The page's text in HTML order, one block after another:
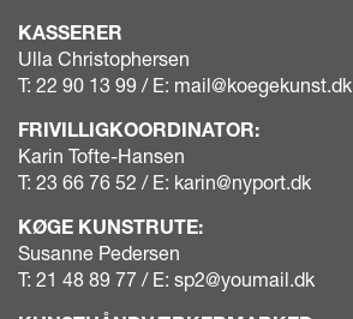
KASSERER
Ulla Christophersen
T: 22 90 13 99‬ / E: mail@koegekunst.dk
FRIVILLIGKOORDINATOR:
Karin Tofte-Hansen
T: 23 66 76 52‬ / E: karin@nyport.dk
KØGE KUNSTRUTE:
Susanne Pedersen
T: 21 48 89 77‬‬ / E: sp2@youmail.dk